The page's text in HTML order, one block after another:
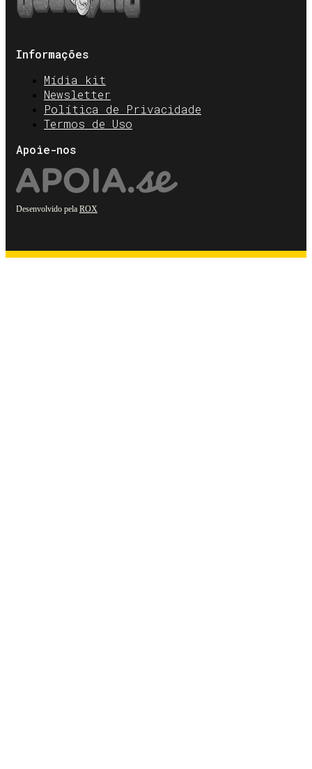
Informações
Mídia kit
Newsletter
Política de Privacidade
Termos de Uso
Apoie-nos
Desenvolvido pela ROX